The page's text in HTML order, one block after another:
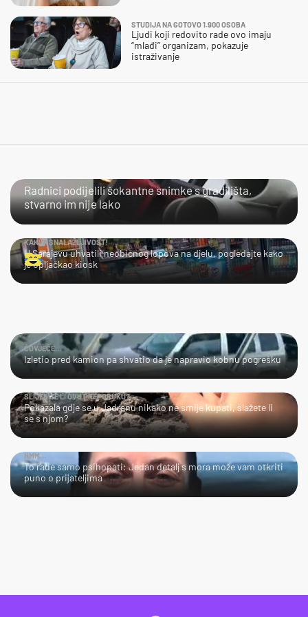
STUDIJA NA GOTOVO 1.900 OSOBA
Ljudi koji redovito rade ovo imaju
“mlađi” organizam, pokazuje
istraživanje
Radnici podijelili šokantne snimke s gradilišta,
stvarno im nije lako
KAKVA SNALAŽLJIVOST!
U Sarajevu uhvatili neobičnog lopova na djelu, pogledajte kako
je opljačkao kiosk
ČOVJEČE...
Izletio pred kamion pa shvatio da je napravio kobnu pogrešku
SLIJEDITE LI OVU PREPORUKU?
Pokazala gdje se u Jadranu nikako ne smije kupati, slažete li
se s njom?
HMM…
To rade samo psihopati: Jedan detalj s mora može vam otkriti
puno o prijateljima